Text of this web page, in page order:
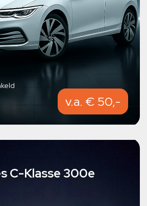
v.a. € 50,-
C-Klasse 300e